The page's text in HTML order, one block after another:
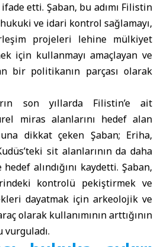
etti. Şaban, bu adımı Filistin
ve idari kontrol sağlamayı,
projeleri lehine mülkiyet
için kullanmayı amaçlayan ve
bir politikanın parçası olarak
son yıllarda Filistin’e ait
miras alanlarını hedef alan
dikkat çeken Şaban; Eriha,
sit alanlarının da daha
alındığını kaydetti. Şaban,
kontrolü pekiştirmek ve
dayatmak için arkeolojik ve
olarak kullanımının arttığının